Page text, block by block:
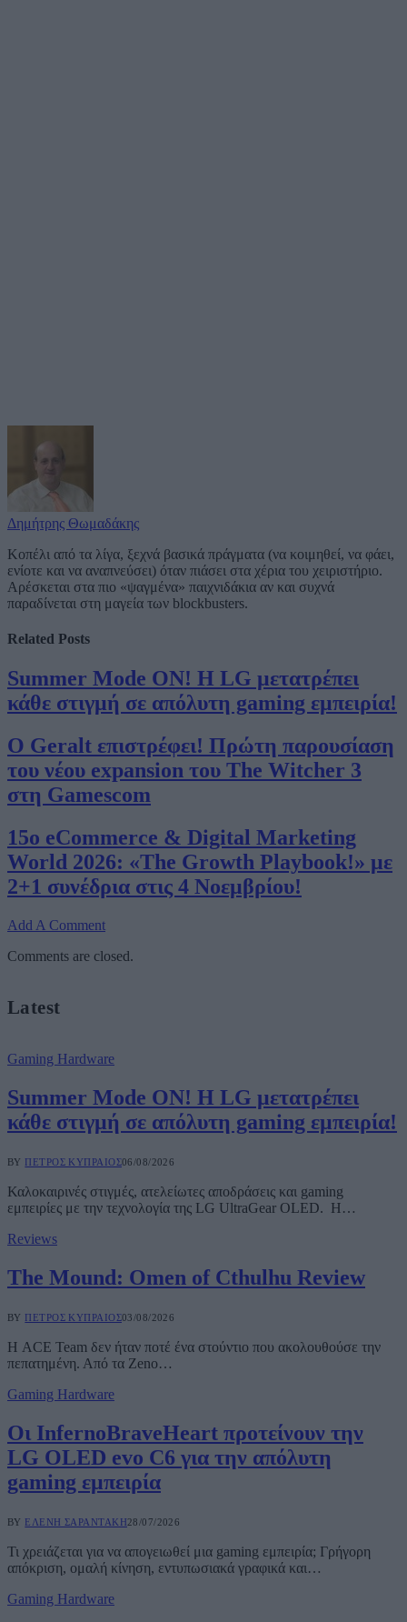
Δημήτρης Θωμαδάκης
Κοπέλι από τα λίγα, ξεχνά βασικά πράγματα (να κοιμηθεί, να φάει,
ενίοτε και να αναπνεύσει) όταν πιάσει στα χέρια του χειριστήριο.
Αρέσκεται στα πιο «ψαγμένα» παιχνιδάκια αν και συχνά
παραδίνεται στη μαγεία των blockbusters.
Related Posts
Summer Mode ON! Η LG μετατρέπει
κάθε στιγμή σε απόλυτη gaming εμπειρία!
Ο Geralt επιστρέφει! Πρώτη παρουσίαση
του νέου expansion του The Witcher 3
στη Gamescom
15ο eCommerce & Digital Marketing
World 2026: «The Growth Playbook!» με
2+1 συνέδρια στις 4 Νοεμβρίου!
Add A Comment
Comments are closed.
Latest
Gaming Hardware
Summer Mode ON! Η LG μετατρέπει
κάθε στιγμή σε απόλυτη gaming εμπειρία!
BY ΠΈΤΡΟΣ ΚΥΠΡΑΊΟΣ06/08/2026
Καλοκαιρινές στιγμές, ατελείωτες αποδράσεις και gaming
εμπειρίες με την τεχνολογία της LG UltraGear OLED. Η…
Reviews
The Mound: Omen of Cthulhu Review
BY ΠΈΤΡΟΣ ΚΥΠΡΑΊΟΣ03/08/2026
Η ACE Team δεν ήταν ποτέ ένα στούντιο που ακολουθούσε την
πεπατημένη. Από τα Zeno…
Gaming Hardware
Οι InfernoBraveHeart προτείνουν την
LG OLED evo C6 για την απόλυτη
gaming εμπειρία
BY ΕΛΈΝΗ ΣΑΡΑΝΤΆΚΗ28/07/2026
Τι χρειάζεται για να απογειωθεί μια gaming εμπειρία; Γρήγορη
απόκριση, ομαλή κίνηση, εντυπωσιακά γραφικά και…
Gaming Hardware